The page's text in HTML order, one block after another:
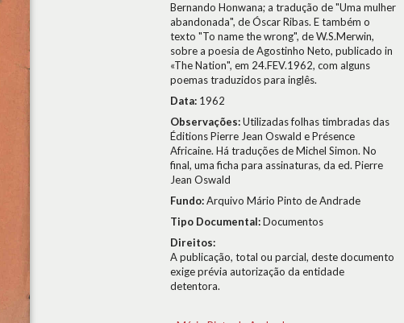
Bernando Honwana; a tradução de "Uma mulher
abandonada", de Óscar Ribas. E também o
texto "To name the wrong", de W.S.Merwin,
sobre a poesia de Agostinho Neto, publicado in
«The Nation", em 24.FEV.1962, com alguns
poemas traduzidos para inglês.
Data: 1962
Observações:Utilizadas folhas timbradas das
Éditions Pierre Jean Oswald e Présence
Africaine. Há traduções de Michel Simon. No
final, uma ficha para assinaturas, da ed. Pierre
Jean Oswald
Fundo:Arquivo Mário Pinto de Andrade
Tipo Documental:Documentos
Direitos:
A publicação, total ou parcial, deste documento
exige prévia autorização da entidade
detentora.